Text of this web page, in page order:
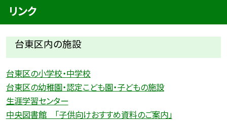
リンク
台東区内の施設
台東区の小学校・中学校
台東区の幼稚園・認定こども園・子どもの施設
生涯学習センター
中央図書館 「子供向けおすすめ資料のご案内」